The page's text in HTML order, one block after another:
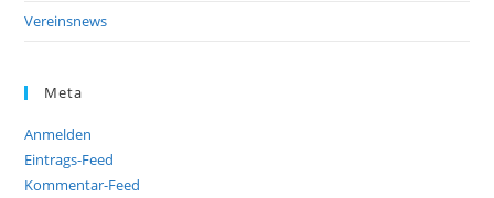
Vereinsnews
Meta
Anmelden
Eintrags-Feed
Kommentar-Feed